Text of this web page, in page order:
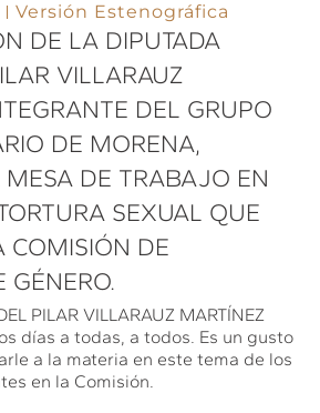
Versión Estenográfica
DE LA DIPUTADA
VILLARAUZ
DEL GRUPO
DE MORENA,
DE TRABAJO EN
SEXUAL QUE
COMISIÓN DE
GÉNERO.
PILAR VILLARAUZ MARTÍNEZ
días a todas, a todos. Es un gusto
a la materia en este tema de los
en la Comisión.